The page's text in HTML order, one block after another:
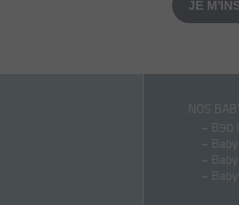
JE
NOS
– B90
–
–
–